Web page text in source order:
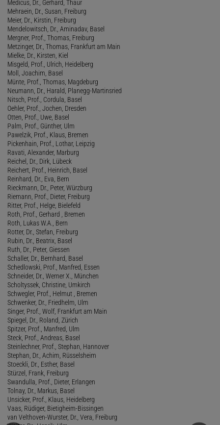
Medicus, Dr., Gerhard, Thaur
Mehraein, Dr., Susan, Freiburg
Meier, Dr., Kirstin, Freiburg
Mendelowitsch, Dr., Aminadav, Basel
Mergner, Prof., Thomas, Freiburg
Metzinger, Dr., Thomas, Frankfurt am Main
Mielke, Dr., Kirsten, Kiel
Misgeld, Prof., Ulrich, Heidelberg
Moll, Joachim, Basel
Münte, Prof., Thomas, Magdeburg
Neumann, Dr., Harald, Planegg-Martinsried
Nitsch, Prof., Cordula, Basel
Oehler, Prof., Jochen, Dresden
Otten, Prof., Uwe, Basel
Palm, Prof., Günther, Ulm
Pawelzik, Prof., Klaus, Bremen
Pickenhain, Prof., Lothar, Leipzig
Ravati, Alexander, Marburg
Reichel, Dr., Dirk, Lübeck
Reichert, Prof., Heinrich, Basel
Reinhard, Dr., Eva, Bern
Rieckmann, Dr., Peter, Würzburg
Riemann, Prof., Dieter, Freiburg
Ritter, Prof., Helge, Bielefeld
Roth, Prof., Gerhard , Bremen
Roth, Lukas W.A., Bern
Rotter, Dr., Stefan, Freiburg
Rubin, Dr., Beatrix, Basel
Ruth, Dr., Peter, Giessen
Schaller, Dr., Bernhard, Basel
Schedlowski, Prof., Manfred, Essen
Schneider, Dr., Werner X., München
Scholtyssek, Christine, Umkirch
Schwegler, Prof., Helmut , Bremen
Schwenker, Dr., Friedhelm, Ulm
Singer, Prof., Wolf, Frankfurt am Main
Spiegel, Dr., Roland, Zürich
Spitzer, Prof., Manfred, Ulm
Steck, Prof., Andreas, Basel
Steinlechner, Prof., Stephan, Hannover
Stephan, Dr., Achim, Rüsselsheim
Stoeckli, Dr., Esther, Basel
Stürzel, Frank, Freiburg
Swandulla, Prof., Dieter, Erlangen
Tolnay, Dr., Markus, Basel
Unsicker, Prof., Klaus, Heidelberg
Vaas, Rüdiger, Bietigheim-Bissingen
van Velthoven-Wurster, Dr., Vera, Freiburg